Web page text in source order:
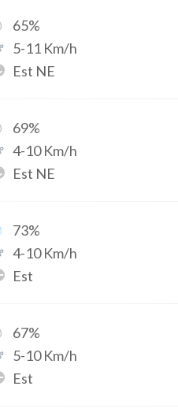
65%
5-11 Km/h
Est NE
69%
4-10Km/h
Est NE
73%
4-10Km/h
Est
67%
5-10Km/h
Est